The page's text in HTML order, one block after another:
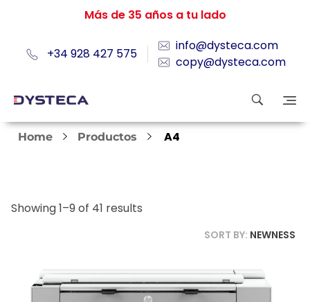
Más de 35 años a tu lado
+34 928 427 575
info@dysteca.com
copy@dysteca.com
Home Productos A4
Showing 1–9 of 41 results
SORT BY: NEWNESS